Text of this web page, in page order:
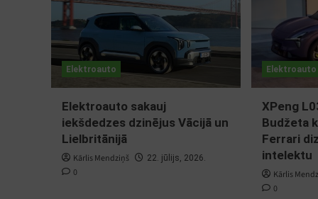
Elektroauto
Elektroauto sakauj
iekšdedzes dzinējus Vācijā un
Lielbritānijā
Kārlis Mendziņš 22. jūlijs, 2026.
0
Elektroauto
XPeng
Budžeta
Ferrari
intelektu
Kārlis
0